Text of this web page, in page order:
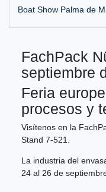
Boat Show Palma de
FachPack
septiembre
Feria
procesos y
Visítenos en la
Stand 7-521.
La industria del
24 al 26 de